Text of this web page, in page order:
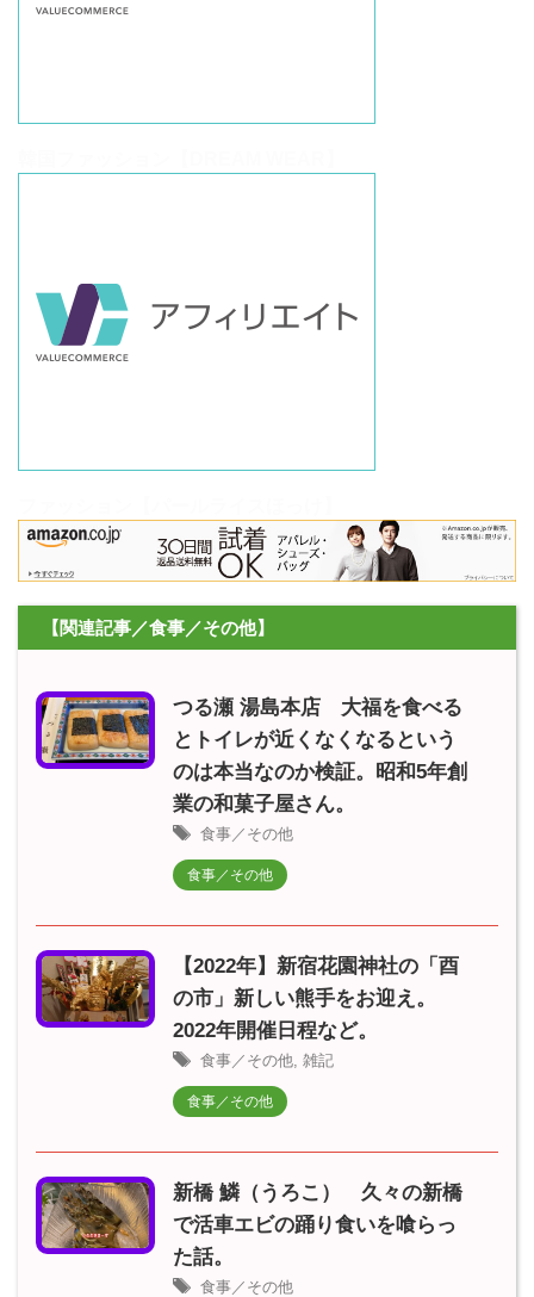
【関連記事／食事／その他】
つる瀬 湯島本店 大福を食べる
とトイレが近くなくなるという
のは本当なのか検証。昭和5年創
業の和菓子屋さん。
食事／その他
食事／その他
【2022年】新宿花園神社の「酉
の市」新しい熊手をお迎え。
2022年開催日程など。
食事／その他 雑記
食事／その他
新橋 鱗（うろこ） 久々の新橋
で活車エビの踊り食いを喰らっ
た話。
食事／その他